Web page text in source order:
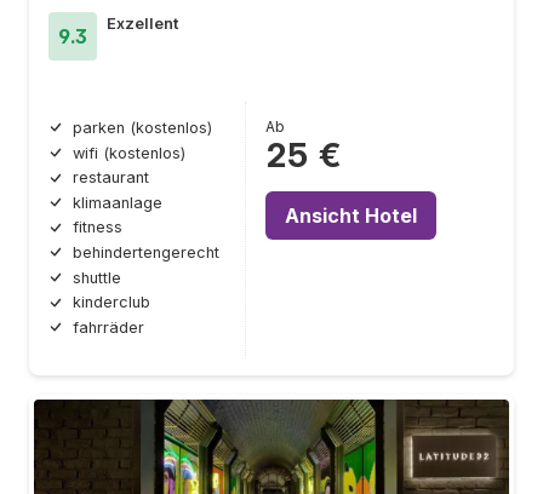
9.3
Exzellent
parken (kostenlos)
wifi (kostenlos)
restaurant
klimaanlage
fitness
behindertengerecht
shuttle
kinderclub
fahrräder
Ab
25 €
Ansicht Hotel